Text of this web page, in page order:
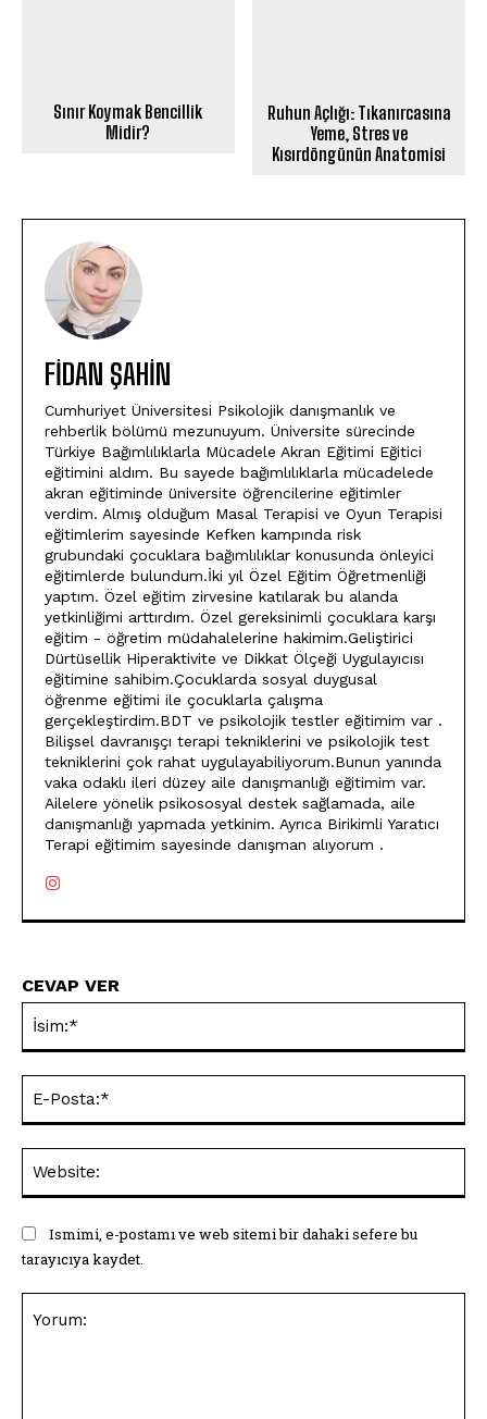
Sınır Koymak Bencillik
Midir?
Ruhun Açlığı: Tıkanırcasına
Yeme, Stres ve
Kısırdöngünün Anatomisi
FIDAN ŞAHİN
Cumhuriyet Üniversitesi Psikolojik danışmanlık ve
rehberlik bölümü mezunuyum. Üniversite sürecinde
Türkiye Bağımlılıklarla Mücadele Akran Eğitimi Eğitici
eğitimini aldım. Bu sayede bağımlılıklarla mücadelede
akran eğitiminde üniversite öğrencilerine eğitimler
verdim. Almış olduğum Masal Terapisi ve Oyun Terapisi
eğitimlerim sayesinde Kefken kampında risk
grubundaki çocuklara bağımlılıklar konusunda önleyici
eğitimlerde bulundum.İki yıl Özel Eğitim Öğretmenliği
yaptım. Özel eğitim zirvesine katılarak bu alanda
yetkinliğimi arttırdım. Özel gereksinimli çocuklara karşı
eğitim - öğretim müdahalelerine hakimim.Geliştirici
Dürtüsellik Hiperaktivite ve Dikkat Ölçeği Uygulayıcısı
eğitimine sahibim.Çocuklarda sosyal duygusal
öğrenme eğitimi ile çocuklarla çalışma
gerçekleştirdim.BDT ve psikolojik testler eğitimim var .
Bilişsel davranışçı terapi tekniklerini ve psikolojik test
tekniklerini çok rahat uygulayabiliyorum.Bunun yanında
vaka odaklı ileri düzey aile danışmanlığı eğitimim var.
Ailelere yönelik psikososyal destek sağlamada, aile
danışmanlığı yapmada yetkinim. Ayrıca Birikimli Yaratıcı
Terapi eğitimim sayesinde danışman alıyorum .
CEVAP VER
Ismimi, e-postamı ve web sitemi bir dahaki sefere bu
tarayıcıya kaydet.